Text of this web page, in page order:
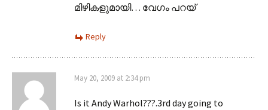
മിഴികളുമായി… വേഗം പറയ്
Reply
May 20, 2009 at 2:34 pm
Is it Andy Warhol???.3rd day going to